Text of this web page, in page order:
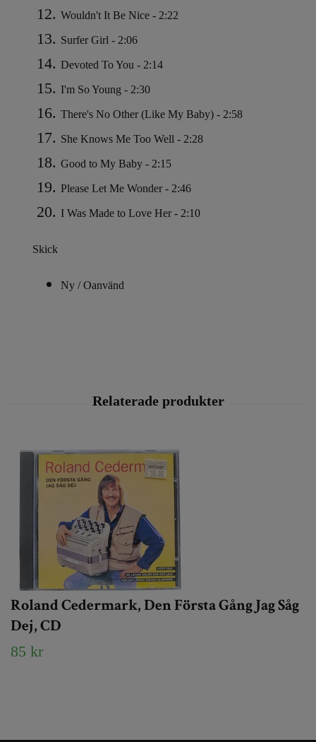
Wouldn't It Be Nice - 2:22
Surfer Girl - 2:06
Devoted To You - 2:14
I'm So Young - 2:30
There's No Other (Like My Baby) - 2:58
She Knows Me Too Well - 2:28
Good to My Baby - 2:15
Please Let Me Wonder - 2:46
I Was Made to Love Her - 2:10
Skick
Ny / Oanvänd
Roland Cedermark, Den Första Gång Jag Såg
Dej, CD
85 kr